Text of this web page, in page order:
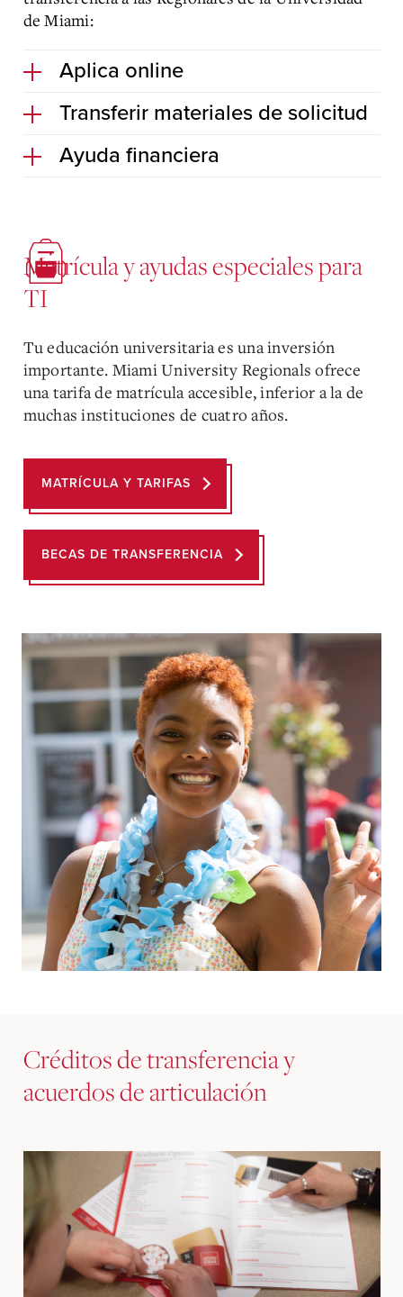
de Miami:
Aplica online
Transferir materiales de solicitud
Ayuda financiera
Matrícula y ayudas especiales para
TI
Tu educación universitaria es una inversión
importante. Miami University Regionals ofrece
una tarifa de matrícula accesible, inferior a la de
muchas instituciones de cuatro años.
MATRÍCULA Y TARIFAS
BECAS DE TRANSFERENCIA
Créditos de transferencia y
acuerdos de articulación